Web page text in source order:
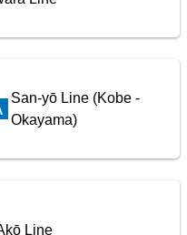
ックス
San-yō Line (Kobe -
Okayama)
Line